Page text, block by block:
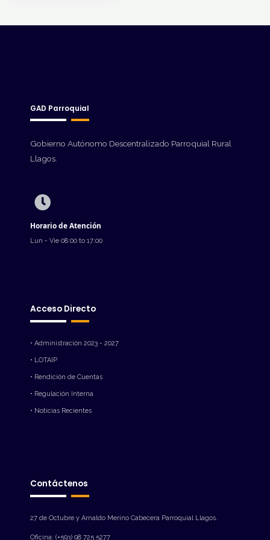
GAD Parroquial
Gobierno Autónomo Descentralizado Parroquial Rural
Llagos.
Horario de Atención
Lun - Vie 08:00 to 17:00
Acceso Directo
• Administración 2023 - 2027
• LOTAIP
• Rendición de Cuentas
• Regulación Interna
• Noticias Recientes
Contáctenos
27 de Octubre y Arnaldo Merino Cabecera Parroquial Llagos.
Oficina: (+593) 98 725 5277